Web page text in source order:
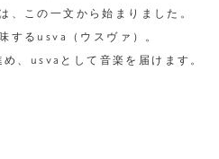
、この一文から始まりました。
するusva（ウスヴァ）。
、usvaとして音楽を届けます。